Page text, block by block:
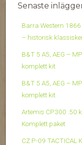
Senaste
Barra Western
– historisk
B&T 5 A5, AEG –
komplett kit
B&T 5 A5, AEG –
komplett kit
Artemis CP300 .50
Komplett paket
CZ P-09 TACTICAL